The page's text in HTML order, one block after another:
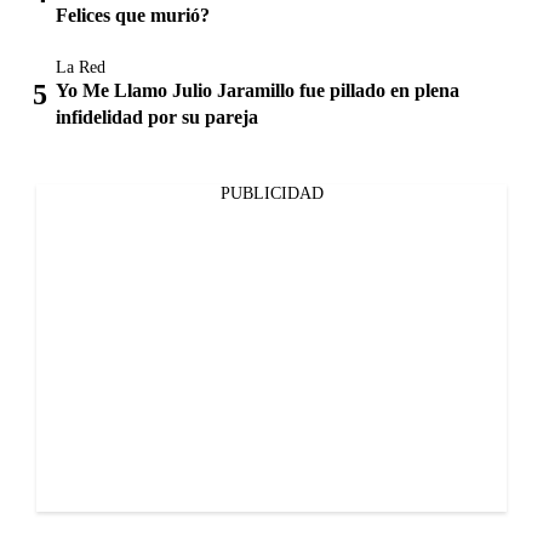
Felices que murió?
La Red
Yo Me Llamo Julio Jaramillo fue pillado en plena
infidelidad por su pareja
PUBLICIDAD